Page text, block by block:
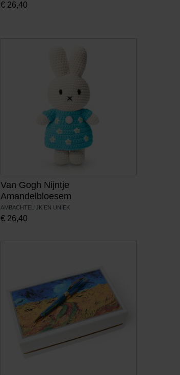
€ 26,40
Van Gogh Nijntje
Amandelbloesem
AMBACHTELIJK EN UNIEK
€ 26,40